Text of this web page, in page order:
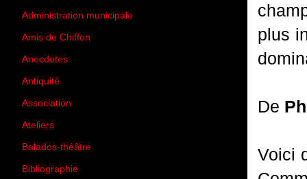
plus
De
Voici
Administration municipale
Amis de Chiffon
Anecdotes
Antiquité
Association
Ateliers
Balados-théâtre
Bibliographie